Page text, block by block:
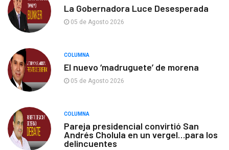
La Gobernadora Luce Desesperada
05 de Agosto 2026
COLUMNA
El nuevo ‘madruguete’ de morena
05 de Agosto 2026
COLUMNA
Pareja presidencial convirtió San
Andrés Cholula en un vergel…para los
delincuentes